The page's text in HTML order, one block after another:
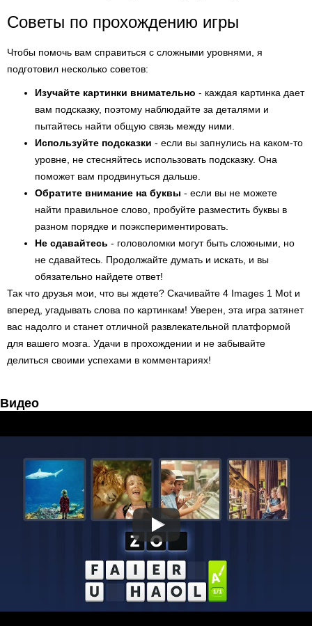
Советы по прохождению игры
Чтобы помочь вам справиться с сложными уровнями, я
подготовил несколько советов:
Изучайте картинки внимательно - каждая картинка дает
вам подсказку, поэтому наблюдайте за деталями и
пытайтесь найти общую связь между ними.
Используйте подсказки - если вы запнулись на каком-то
уровне, не стесняйтесь использовать подсказку. Она
поможет вам продвинуться дальше.
Обратите внимание на буквы - если вы не можете
найти правильное слово, пробуйте разместить буквы в
разном порядке и поэкспериментировать.
Не сдавайтесь - головоломки могут быть сложными, но
не сдавайтесь. Продолжайте думать и искать, и вы
обязательно найдете ответ!
Так что друзья мои, что вы ждете? Скачивайте 4 Images 1 Mot и
вперед, угадывать слова по картинкам! Уверен, эта игра затянет
вас надолго и станет отличной развлекательной платформой
для вашего мозга. Удачи в прохождении и не забывайте
делиться своими успехами в комментариях!
Видео